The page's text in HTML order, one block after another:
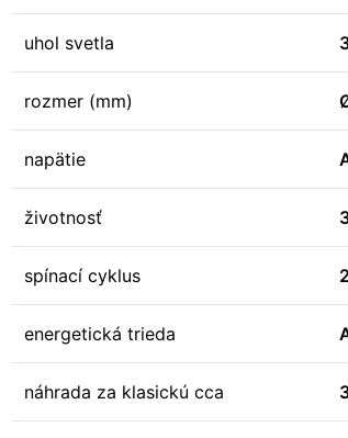
uhol svetla
rozmer (mm)
napätie
životnosť
spínací cyklus
energetická trieda
náhrada za klasickú cca